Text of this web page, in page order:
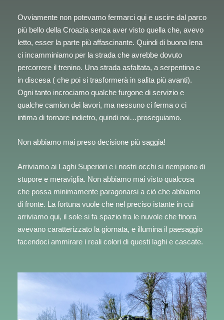
Ovviamente non potevamo fermarci qui e uscire dal parco
più bello della Croazia senza aver visto quella che, avevo
letto, esser la parte più affascinante. Quindi di buona lena
ci incamminiamo per la strada che avrebbe dovuto
percorrere il trenino. Una strada asfaltata, a serpentina e
in discesa ( che poi si trasformerà in salita più avanti).
Ogni tanto incrociamo qualche furgone di servizio e
qualche camion dei lavori, ma nessuno ci ferma o ci
intima di tornare indietro, quindi noi…proseguiamo.
Non abbiamo mai preso decisione più saggia!
Arriviamo ai Laghi Superiori e i nostri occhi si riempiono di
stupore e meraviglia. Non abbiamo mai visto qualcosa
che possa minimamente paragonarsi a ciò che abbiamo
di fronte. La fortuna vuole che nel preciso istante in cui
arriviamo qui, il sole si fa spazio tra le nuvole che finora
avevano caratterizzato la giornata, e illumina il paesaggio
facendoci ammirare i reali colori di questi laghi e cascate.